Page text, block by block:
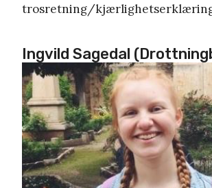
trosretning/
Ingvild Sagedal